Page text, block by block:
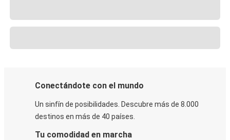
Conectándote con el mundo
Un sinfín de posibilidades. Descubre más de 8.000
destinos en más de 40 países.
Tu comodidad en marcha